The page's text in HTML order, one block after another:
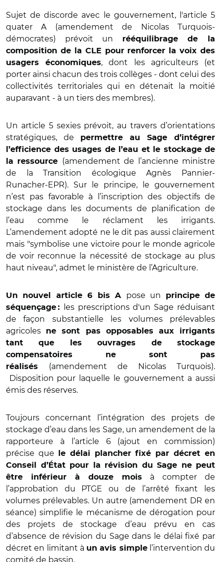
Sujet de discorde avec le gouvernement, l'article 5
quater A (amendement de Nicolas Turquois-
démocrates) prévoit un
rééquilibrage de la
composition de la CLE pour renforcer la voix des
usagers économiques, dont les agriculteurs (et
porter ainsi chacun des trois collèges - dont celui des
collectivités territoriales qui en détenait la moitié
auparavant - à un tiers des membres).
Un article 5 sexies prévoit, au travers d’orientations
stratégiques, de
permettre au Sage d’intégrer
l’efficience des usages de l’eau et le stockage de
la ressource (amendement de l’ancienne ministre
de la Transition écologique Agnès Pannier-
Runacher-EPR). Sur le principe, le gouvernement
n’est pas favorable à l’inscription des objectifs de
stockage dans les documents de planification de
l’eau comme le réclament les irrigants.
L’amendement adopté ne le dit pas aussi clairement
mais "symbolise une victoire pour le monde agricole
de voir reconnue la nécessité de stockage au plus
haut niveau", admet le ministère de l’Agriculture.
Un nouvel article 6 bis A pose un
principe de
séquençage :
les prescriptions d'un Sage réduisant
de façon substantielle les volumes prélevables
agricoles
ne sont pas opposables aux irrigants
tant que les ouvrages de stockage
compensatoires ne sont pas
réalisés (amendement de Nicolas Turquois).
Disposition pour laquelle le gouvernement a aussi
émis des réserves.
Toujours concernant l’intégration des projets de
stockage d’eau dans les Sage, un amendement de la
rapporteure à l’article 6 (ajout en commission)
précise que
le délai plancher fixé par décret en
Conseil d’État pour la révision du Sage ne peut
être inférieur à douze mois
à compter de
l’approbation du PTGE ou de l’arrêté fixant les
volumes prélevables. Un autre (amendement DR en
séance) simplifie le mécanisme de dérogation pour
des projets de stockage d’eau prévu en cas
d’absence de révision du Sage dans le délai fixé par
décret en limitant à un avis simplel’intervention du
comité de bassin.